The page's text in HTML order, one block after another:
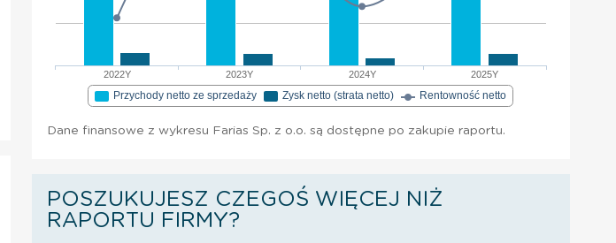
2022Y 2023Y 2024Y 2025Y
Przychody netto ze sprzedaży Zysk netto (strata netto) Rentowność netto
Dane finansowe z wykresu Farias Sp. z o.o. są dostępne po zakupie raportu.
POSZUKUJESZ CZEGOŚ WIĘCEJ NIŻ
RAPORTU FIRMY?